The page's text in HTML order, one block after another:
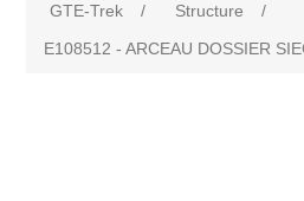
GTE-Trek
/ Structure
/
E108512 - ARCEAU DOSSIER